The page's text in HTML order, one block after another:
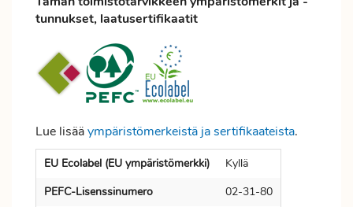
tunnukset, laatusertifikaatit
Lue lisääympäristömerkeistä ja sertifikaateista.
EU Ecolabel (EU ympäristömerkki)
Kyllä
PEFC-Lisenssinumero
02-31-80